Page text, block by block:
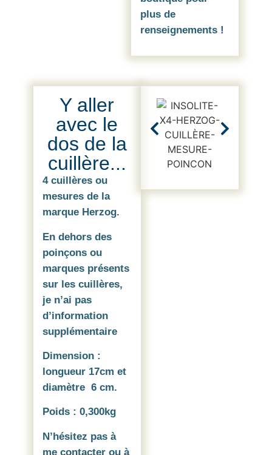
plus de
renseignements !
Y aller
avec le
dos de la
cuillère...
4 cuillères ou
mesures de la
marque Herzog.
En dehors des
poinçons ou
marques présents
sur les cuillères,
je n’ai pas
d’information
supplémentaire
Dimension :
longueur 17cm et
diamètre 6 cm.
Poids : 0,300kg
N’hésitez pas à
me contacter ou à